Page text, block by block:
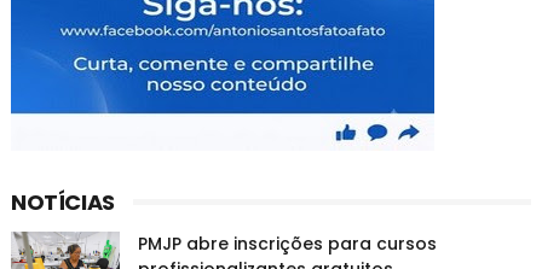
NOTÍCIAS
PMJP abre inscrições para cursos